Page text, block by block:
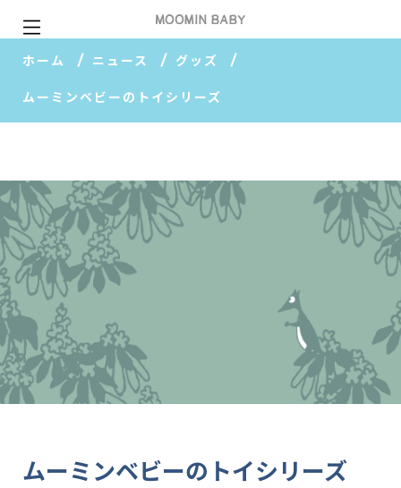
ホーム ニュース グッズ
ムーミンベビーのトイシリーズ
ムーミンベビーのトイシリーズ